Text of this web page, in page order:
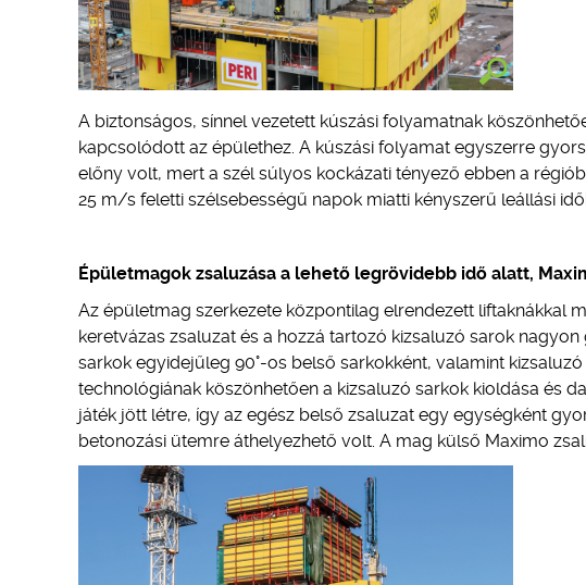
A biztonságos, sínnel vezetett kúszási folyamatnak
kapcsolódott az épülethez. A kúszási folyamat egyszerre
előny volt, mert a szél súlyos kockázati tényező ebben a
25 m/s feletti szélsebességű napok miatti kényszerű leállási
Épületmagok zsaluzása a lehető legrövidebb idő alatt,
Az épületmag szerkezete központilag elrendezett liftaknákkal
keretvázas zsaluzat és a hozzá tartozó kizsaluzó sarok
sarkok egyidejűleg 90°-os belső sarkokként, valamint
technológiának köszönhetően a kizsaluzó sarkok kioldása és
játék jött létre, így az egész belső zsaluzat egy egységként
betonozási ütemre áthelyezhető volt. A mag külső Maximo